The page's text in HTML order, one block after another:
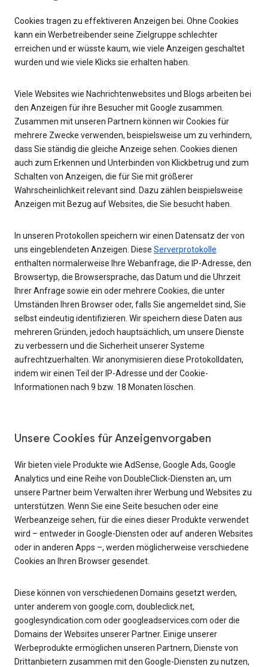
Cookies tragen zu effektiveren Anzeigen bei. Ohne Cookies
kann ein Werbetreibender seine Zielgruppe schlechter
erreichen und er wüsste kaum, wie viele Anzeigen geschaltet
wurden und wie viele Klicks sie erhalten haben.
Viele Websites wie Nachrichtenwebsites und Blogs arbeiten bei
den Anzeigen für ihre Besucher mit Google zusammen.
Zusammen mit unseren Partnern können wir Cookies für
mehrere Zwecke verwenden, beispielsweise um zu verhindern,
dass Sie ständig die gleiche Anzeige sehen. Cookies dienen
auch zum Erkennen und Unterbinden von Klickbetrug und zum
Schalten von Anzeigen, die für Sie mit größerer
Wahrscheinlichkeit relevant sind. Dazu zählen beispielsweise
Anzeigen mit Bezug auf Websites, die Sie besucht haben.
In unseren Protokollen speichern wir einen Datensatz der von
uns eingeblendeten Anzeigen. Diese Serverprotokolle
enthalten normalerweise Ihre Webanfrage, die IP-Adresse, den
Browsertyp, die Browsersprache, das Datum und die Uhrzeit
Ihrer Anfrage sowie ein oder mehrere Cookies, die unter
Umständen Ihren Browser oder, falls Sie angemeldet sind, Sie
selbst eindeutig identifizieren. Wir speichern diese Daten aus
mehreren Gründen, jedoch hauptsächlich, um unsere Dienste
zu verbessern und die Sicherheit unserer Systeme
aufrechtzuerhalten. Wir anonymisieren diese Protokolldaten,
indem wir einen Teil der IP-Adresse und der Cookie-
Informationen nach 9 bzw. 18 Monaten löschen.
Unsere Cookies für Anzeigenvorgaben
Wir bieten viele Produkte wie AdSense, Google Ads, Google
Analytics und eine Reihe von DoubleClick-Diensten an, um
unsere Partner beim Verwalten ihrer Werbung und Websites zu
unterstützen. Wenn Sie eine Seite besuchen oder eine
Werbeanzeige sehen, für die eines dieser Produkte verwendet
wird – entweder in Google-Diensten oder auf anderen Websites
oder in anderen Apps –, werden möglicherweise verschiedene
Cookies an Ihren Browser gesendet.
Diese können von verschiedenen Domains gesetzt werden,
unter anderem von google.com, doubleclick.net,
googlesyndication.com oder googleadservices.com oder die
Domains der Websites unserer Partner. Einige unserer
Werbeprodukte ermöglichen unseren Partnern, Dienste von
Drittanbietern zusammen mit den Google-Diensten zu nutzen,